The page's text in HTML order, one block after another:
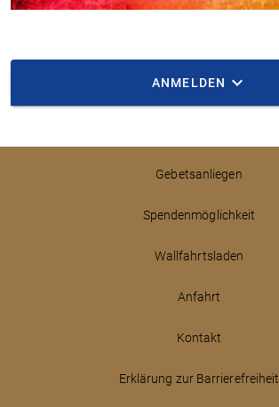
ANMELDEN
Gebetsanliegen
Spendenmöglichkeit
Wallfahrtsladen
Anfahrt
Kontakt
Erklärung zur Barrierefreiheit